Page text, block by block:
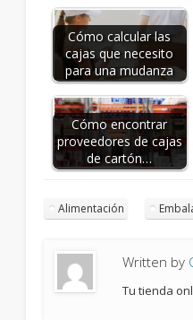
Cómo calcular las
cajas que necesito
para una mudanza
Cómo encontrar
proveedores de cajas
de cartón…
Alimentación
Written by
Tu tienda